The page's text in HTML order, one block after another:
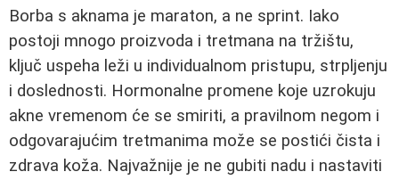
Borba s aknama je maraton, a ne sprint. Iako
postoji mnogo proizvoda i tretmana na tržištu,
ključ uspeha leži u individualnom pristupu, strpljenju
i doslednosti. Hormonalne promene koje uzrokuju
akne vremenom će se smiriti, a pravilnom negom i
odgovarajućim tretmanima može se postići čista i
zdrava koža. Najvažnije je ne gubiti nadu i nastaviti